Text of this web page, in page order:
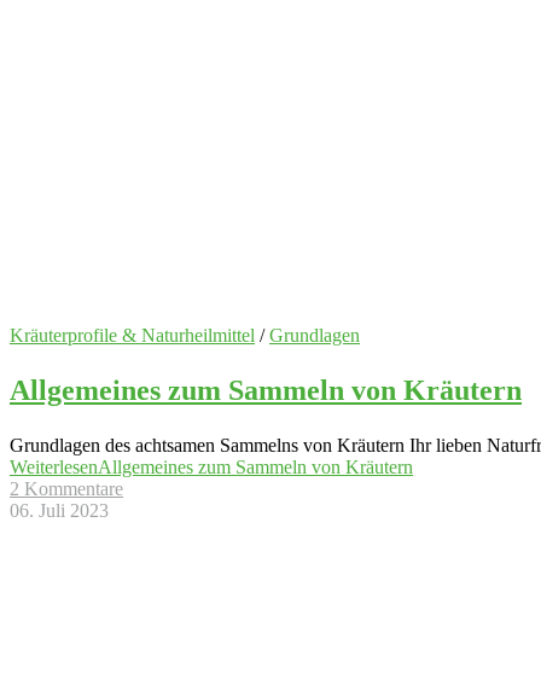
Kräuterprofile & Naturheilmittel /Grundlagen
Allgemeines zum Sammeln von Kräutern
Grundlagen des achtsamen Sammelns von Kräutern Ihr lieben
WeiterlesenAllgemeines zum Sammeln von Kräutern
2 Kommentare
06. Juli 2023